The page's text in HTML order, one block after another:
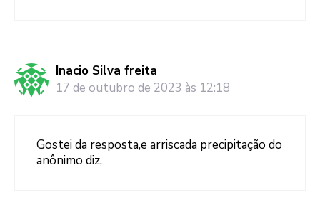
Inacio Silva freita
17 de outubro de 2023 às 12:18
Gostei da resposta,e arriscada precipitação do
anônimo diz,